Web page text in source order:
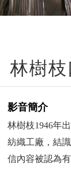
林樹
影音簡介
林樹枝1946年
紡織工廠，結
信內容被認為